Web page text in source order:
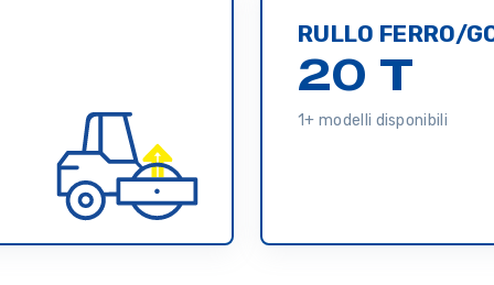
RULLO FERRO/
20 T
1+ modelli disponibili